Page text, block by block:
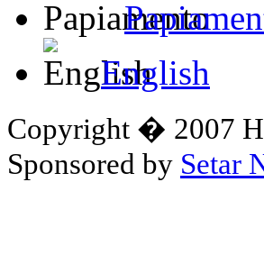
English
Copyright � 2007
Sponsored by Setar